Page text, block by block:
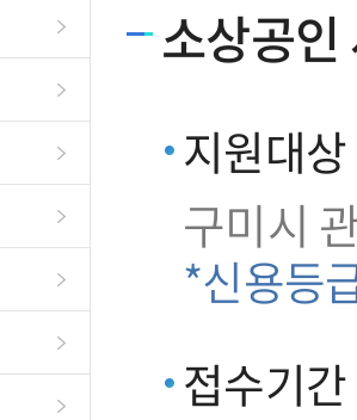
소상공
지원대상
구미시
*신용등
접수기간